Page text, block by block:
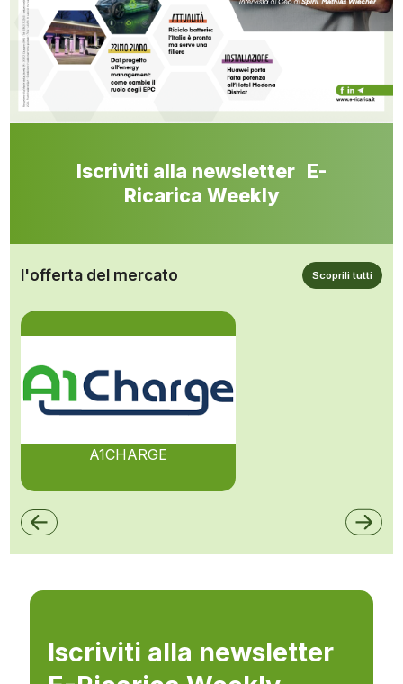
Iscriviti alla newsletter E-
Ricarica Weekly
l'offerta del mercato Scoprili tutti
A1CHARGE
Iscriviti alla newsletter